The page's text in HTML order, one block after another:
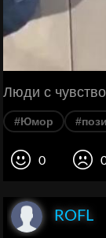
Люди с
#Юмор
0
ROFL